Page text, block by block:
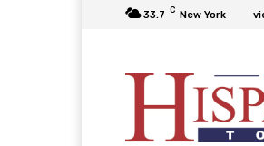
33.7 C New York